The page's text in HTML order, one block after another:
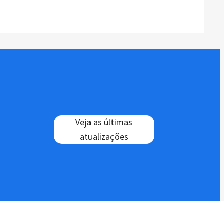
Veja as últimas
atualizações